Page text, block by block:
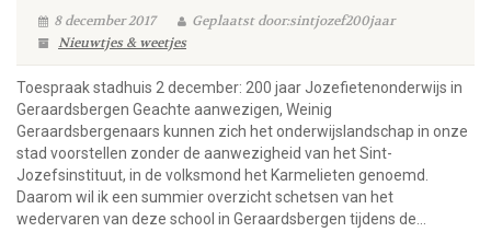
8 december 2017
Geplaatst door:sintjozef200jaar
Nieuwtjes & weetjes
Toespraak stadhuis 2 december: 200 jaar Jozefietenonderwijs in
Geraardsbergen Geachte aanwezigen, Weinig
Geraardsbergenaars kunnen zich het onderwijslandschap in onze
stad voorstellen zonder de aanwezigheid van het Sint-
Jozefsinstituut, in de volksmond het Karmelieten genoemd.
Daarom wil ik een summier overzicht schetsen van het
wedervaren van deze school in Geraardsbergen tijdens de...